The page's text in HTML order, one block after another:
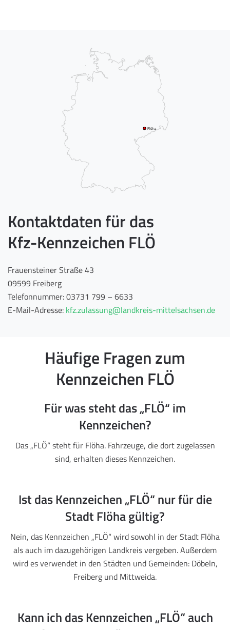
Flöha
Kontaktdaten für das
Kfz-Kennzeichen FLÖ
Frauensteiner Straße 43
09599 Freiberg
Telefonnummer: 03731 799 – 6633
E-Mail-Adresse: kfz.zulassung@landkreis-mittelsachsen.de
Häufige Fragen zum
Kennzeichen FLÖ
Für was steht das „FLÖ“ im
Kennzeichen?
Das „FLÖ“ steht für Flöha. Fahrzeuge, die dort zugelassen
sind, erhalten dieses Kennzeichen.
Ist das Kennzeichen „FLÖ“ nur für die
Stadt Flöha gültig?
Nein, das Kennzeichen „FLÖ“ wird sowohl in der Stadt Flöha
als auch im dazugehörigen Landkreis vergeben. Außerdem
wird es verwendet in den Städten und Gemeinden: Döbeln,
Freiberg und Mittweida.
Kann ich das Kennzeichen „FLÖ“ auch